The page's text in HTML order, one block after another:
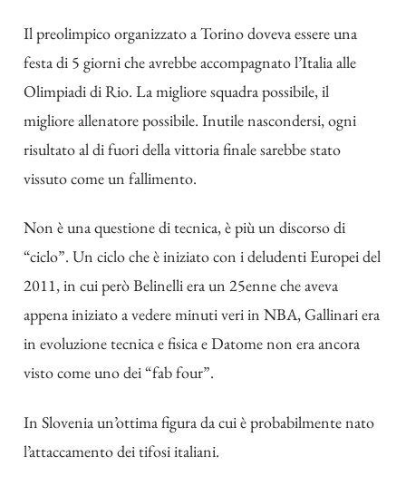
Il preolimpico organizzato a Torino doveva essere una
festa di 5 giorni che avrebbe accompagnato l’Italia alle
Olimpiadi di Rio. La migliore squadra possibile, il
migliore allenatore possibile. Inutile nascondersi, ogni
risultato al di fuori della vittoria finale sarebbe stato
vissuto come un fallimento.
Non è una questione di tecnica, è più un discorso di
“ciclo”. Un ciclo che è iniziato con i deludenti Europei del
2011, in cui però Belinelli era un 25enne che aveva
appena iniziato a vedere minuti veri in NBA, Gallinari era
in evoluzione tecnica e fisica e Datome non era ancora
visto come uno dei “fab four”.
In Slovenia un’ottima figura da cui è probabilmente nato
l’attaccamento dei tifosi italiani.